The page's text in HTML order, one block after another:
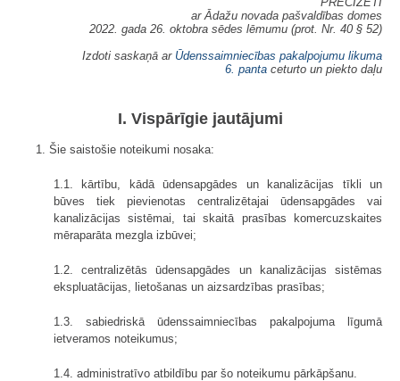
ar Ādažu novada pašvaldības domes
2022. gada 26. oktobra sēdes lēmumu (prot. Nr. 40 § 52)
Izdoti saskaņā ar Ūdenssaimniecības pakalpojumu likuma
6. panta ceturto un piekto daļu
I. Vispārīgie jautājumi
1. Šie saistošie noteikumi nosaka:
1.1. kārtību, kādā ūdensapgādes un kanalizācijas tīkli un
būves tiek pievienotas centralizētajai ūdensapgādes vai
kanalizācijas sistēmai, tai skaitā prasības komercuzskaites
mēraparāta mezgla izbūvei;
1.2. centralizētās ūdensapgādes un kanalizācijas sistēmas
ekspluatācijas, lietošanas un aizsardzības prasības;
1.3. sabiedriskā ūdenssaimniecības pakalpojuma līgumā
ietveramos noteikumus;
1.4. administratīvo atbildību par šo noteikumu pārkāpšanu.